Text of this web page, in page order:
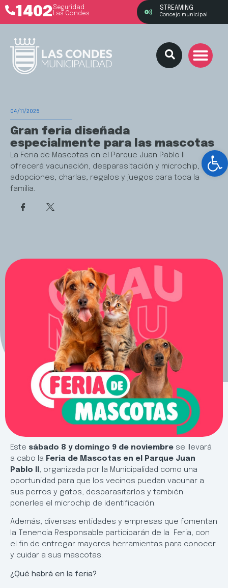
1402 Seguridad
Las Condes
STREAMING
Concejo municipal
04/11/2025
Gran feria diseñada
especialmente para las mascotas
La Feria de Mascotas en el Parque Juan Pablo II
ofrecerá vacunación, desparasitación y microchip,
adopciones, charlas, regalos y juegos para toda la
familia.
Este sábado 8 y domingo 9 de noviembre se llevará
a cabo la Feria de Mascotas en el Parque Juan
Pablo II , organizada por la Municipalidad como una
oportunidad para que los vecinos puedan vacunar a
sus perros y gatos, desparasitarlos y también
ponerles el microchip de identificación.
Además, diversas entidades y empresas que fomentan
la Tenencia Responsable participarán de la Feria, con
el fin de entregar mayores herramientas para conocer
y cuidar a sus mascotas.
¿Qué habrá en la feria?